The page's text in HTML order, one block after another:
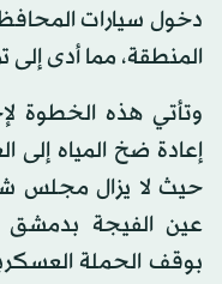
دخول سيارات
المنطقة، مما أدى إلى
وتأتي هذه الخطوة
إعادة ضخ المياه
حيث لا يزال مجلس
بوقف الحملة